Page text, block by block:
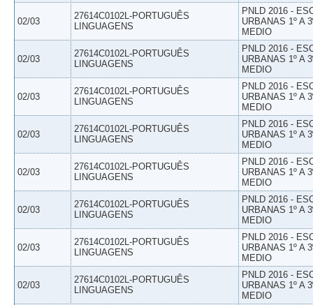
02/03
27614C0102L-PORTUGUÊS
LINGUAGENS
PNLD 2016 -
URBANAS 1º A
MEDIO
02/03
27614C0102L-PORTUGUÊS
LINGUAGENS
PNLD 2016 -
URBANAS 1º A
MEDIO
02/03
27614C0102L-PORTUGUÊS
LINGUAGENS
PNLD 2016 -
URBANAS 1º A
MEDIO
02/03
27614C0102L-PORTUGUÊS
LINGUAGENS
PNLD 2016 -
URBANAS 1º A
MEDIO
02/03
27614C0102L-PORTUGUÊS
LINGUAGENS
PNLD 2016 -
URBANAS 1º A
MEDIO
02/03
27614C0102L-PORTUGUÊS
LINGUAGENS
PNLD 2016 -
URBANAS 1º A
MEDIO
02/03
27614C0102L-PORTUGUÊS
LINGUAGENS
PNLD 2016 -
URBANAS 1º A
MEDIO
02/03
27614C0102L-PORTUGUÊS
LINGUAGENS
PNLD 2016 -
URBANAS 1º A
MEDIO